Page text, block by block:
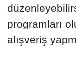
programları
alışveriş